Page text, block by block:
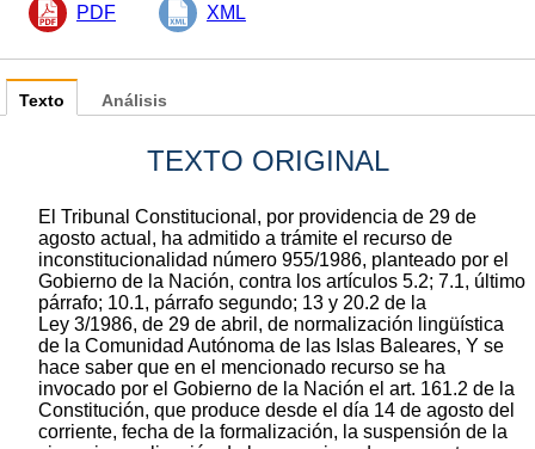
PDF XML
Texto
TEXTO ORIGINAL
El Tribunal Constitucional, por providencia de 29 de
agosto actual, ha admitido a trámite el recurso de
inconstitucionalidad número 955/1986, planteado por el
Gobierno de la Nación, contra los artículos 5.2; 7.1, último
párrafo; 10.1, párrafo segundo; 13 y 20.2 de la
Ley 3/1986, de 29 de abril, de normalización lingüística
de la Comunidad Autónoma de las Islas Baleares, Y se
hace saber que en el mencionado recurso se ha
invocado por el Gobierno de la Nación el art. 161.2 de la
Constitución, que produce desde el día 14 de agosto del
corriente, fecha de la formalización, la suspensión de la
Análisis